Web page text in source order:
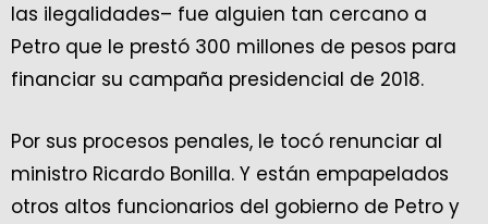
las ilegalidades– fue alguien tan cercano a
Petro que le prestó 300 millones de pesos para
financiar su campaña presidencial de 2018.
Por sus procesos penales, le tocó renunciar al
ministro Ricardo Bonilla. Y están empapelados
otros altos funcionarios del gobierno de Petro y